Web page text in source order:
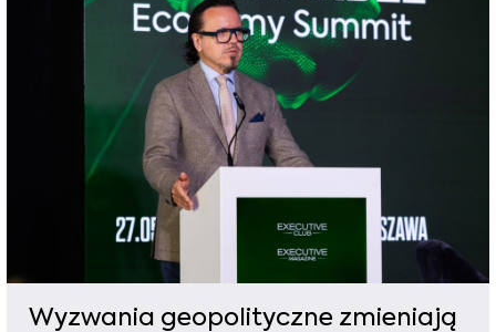
Wyzwania geopolityczne zmieniają